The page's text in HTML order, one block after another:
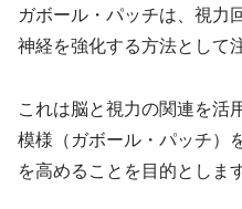
ガボール・パッチは、視力
神経を強化する方法として
これは脳と視力の関連を活
模様（ガボール・パッチ）
を高めることを目的としま